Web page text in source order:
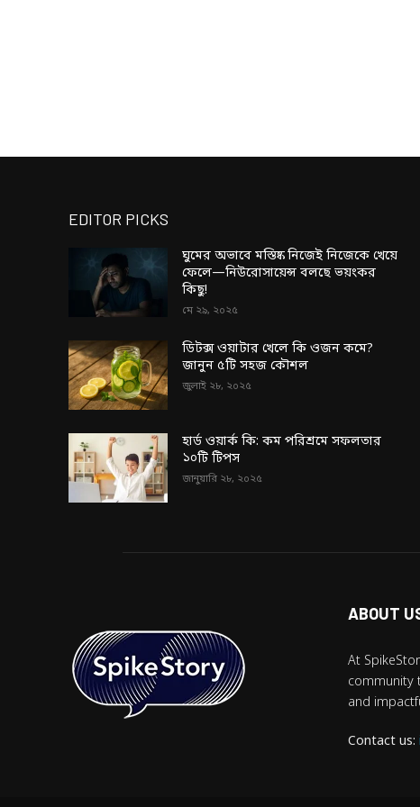
EDITOR PICKS
ঘুমের অভাবে মস্তিষ্ক নিজেই নিজেকে খেয়ে
ফেলে—নিউরোসায়েন্স বলছে ভয়ংকর
কিছু!
মে ২৯, ২০২৫
ডিটক্স ওয়াটার খেলে কি ওজন কমে?
জানুন ৫টি সহজ কৌশল
জুলাই ২৮, ২০২৫
হার্ড ওয়ার্ক কি: কম পরিশ্রমে সফলতার
১০টি টিপস
জানুয়ারি ২৮, ২০২৫
ABOUT
At
community
and
Contact us: